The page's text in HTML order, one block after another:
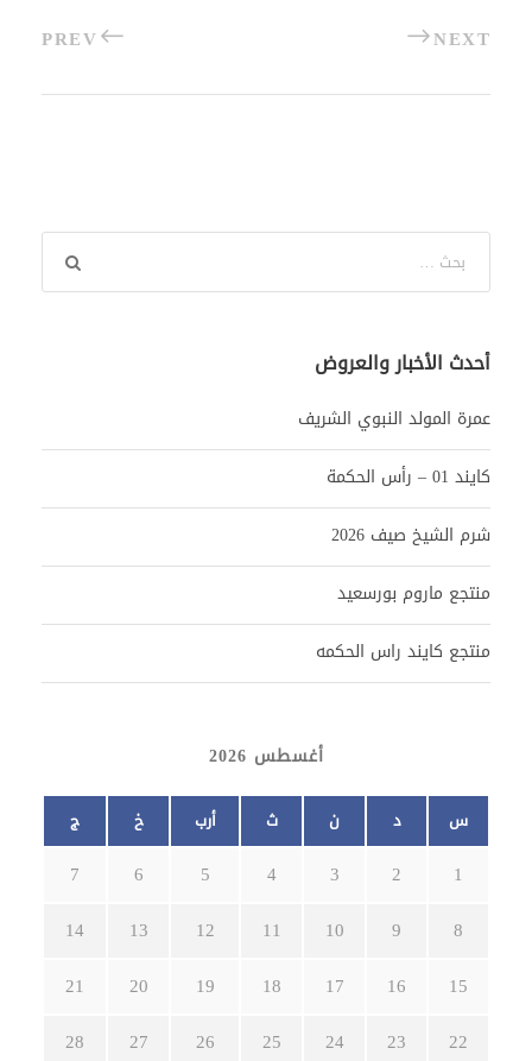
PREV NEXT
أحدث الأخبار والعروض
عمرة المولد النبوي الشريف
كايند 01 – رأس الحكمة
شرم الشيخ صيف 2026
منتجع ماروم بورسعيد
منتجع كايند راس الحكمه
أغسطس 2026
س د ن ث أرب خ ج
1
2
3
4
5
6
7
8
9
10
11
12
13
14
15
16
17
18
19
20
21
22
23
24
25
26
27
28